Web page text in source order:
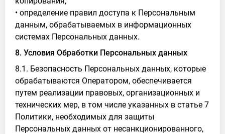
• определение правил доступа к Персональным
данным, обрабатываемых в информационных
системах Персональных данных.
8. Условия Обработки Персональных данных
8.1. Безопасность Персональных данных, которые
обрабатываются Оператором, обеспечивается
путем реализации правовых, организационных и
технических мер, в том числе указанных в статье 7
Политики, необходимых для защиты
Персональных данных от несанкционированного,